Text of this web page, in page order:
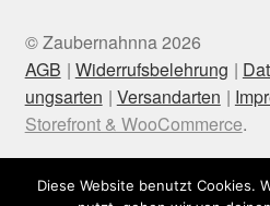
© Zaubernahnna 2026
AGB
Widerrufsbelehrung
ungsarten
Versandarten
Storefront & WooCommerce.
Diese Website benutzt Cookies.